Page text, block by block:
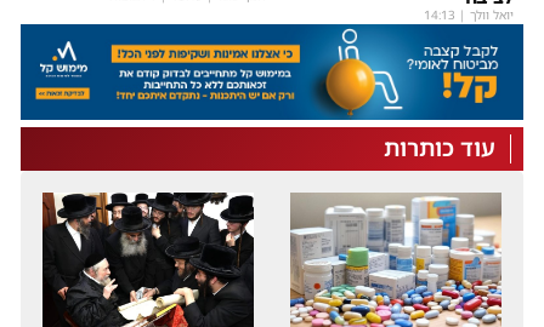
יואל וולך |
14:13
עוד כותרות